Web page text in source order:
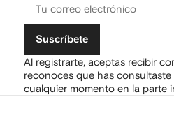
Suscríbete
Al registrarte, aceptas recibir
reconoces que has consultaste
cualquier momento en la parte